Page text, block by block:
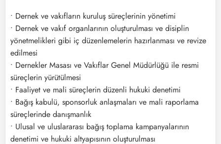
• Dernek ve vakıfların kuruluş süreçlerinin yönetimi
• Dernek ve vakıf organlarının oluşturulması ve disiplin
yönetmelikleri gibi iç düzenlemelerin hazırlanması ve revize
edilmesi
• Dernekler Masası ve Vakıflar Genel Müdürlüğü ile resmi
süreçlerin yürütülmesi
• Faaliyet ve mali süreçlerin düzenli hukuki denetimi
• Bağış kabulü, sponsorluk anlaşmaları ve mali raporlama
süreçlerinde danışmanlık
• Ulusal ve uluslararası bağış toplama kampanyalarının
denetimi ve hukuki altyapısının oluşturulması